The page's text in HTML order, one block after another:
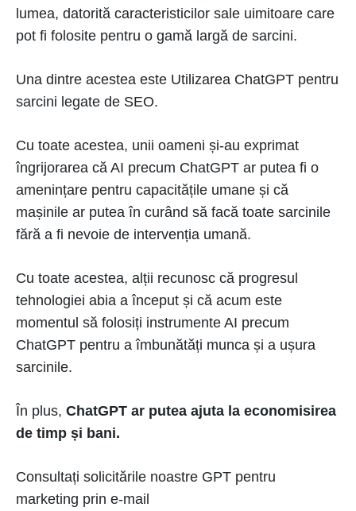
lumea, datorită caracteristicilor sale uimitoare care
pot fi folosite pentru o gamă largă de sarcini.
Una dintre acestea este Utilizarea ChatGPT pentru
sarcini legate de SEO.
Cu toate acestea, unii oameni și-au exprimat
îngrijorarea că AI precum ChatGPT ar putea fi o
amenințare pentru capacitățile umane și că
mașinile ar putea în curând să facă toate sarcinile
fără a fi nevoie de intervenția umană.
Cu toate acestea, alții recunosc că progresul
tehnologiei abia a început și că acum este
momentul să folosiți instrumente AI precum
ChatGPT pentru a îmbunătăți munca și a ușura
sarcinile.
În plus, ChatGPT ar putea ajuta la economisirea
de timp și bani.
Consultați solicitările noastre GPT pentru
marketing prin e-mail